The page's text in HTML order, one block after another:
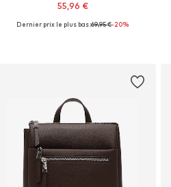
55,96 €
Tailles disponibles: One Size
Dernier prix le plus bas :69,95 €-20%